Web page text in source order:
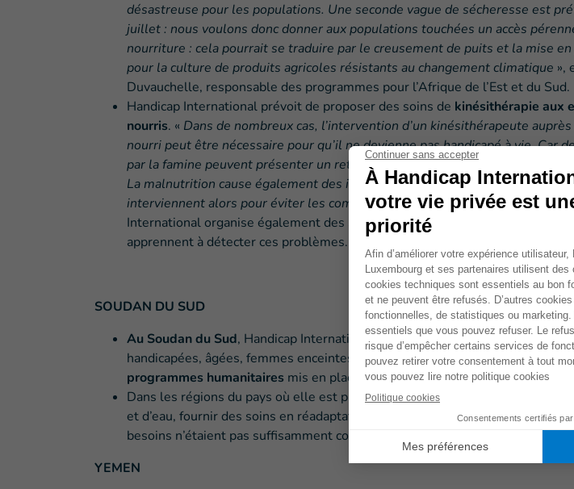
désastreuse pour les populations. Une seconde vague de sécheresse est
juillet : nous voulons donc donner aux populations touchées un accès
nourriture : cela pourrait se traduire par le creusement de puits et la mise
pour la culture de produits agricoles résistants au changement climatique »,
Duvauchelle, responsable des programmes pour l’Afrique de l’Est et du Sud.
Handicap International prévoit de proposer des soins de kinésithérapie aux
nourris. « Dans de nombreux cas, l’intervention d’un kinésithérapeute
nourri peut être nécessaire pour qu’il ne devienne pas handicapé à vie. Car
par la famine peuvent présenter un retard de développement, conséquence
La malnutrition cause également des infections respiratoires : les
interviennent alors pour éviter les complications. » Dans ce genre de
International organise également des sessions de sensibilisation pour que
apprennent à détecter ces problèmes.
SOUDAN DU SUD
Au Soudan du Sud, Handicap International s’assure que les personnes
handicapées, âgées, femmes enceintes, enfants, etc.) sontprises en compte
programmes humanitaires mis en place par les organisations de solidarité
Dans les régions du pays où elle est présente, pourrait participer à la
et d’eau, fournir des soins en réadaptation et des séances de soutien
besoins n’étaient pas suffisamment couverts par les organisations
YEMEN